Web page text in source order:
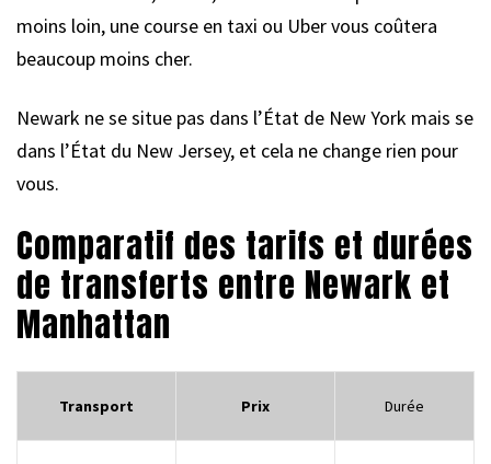
moins loin, une course en taxi ou Uber vous coûtera
beaucoup moins cher.
Newark ne se situe pas dans l’État de New York mais se
dans l’État du New Jersey, et cela ne change rien pour
vous.
Comparatif des tarifs et durées
de transferts entre Newark et
Manhattan
Transport Prix Durée